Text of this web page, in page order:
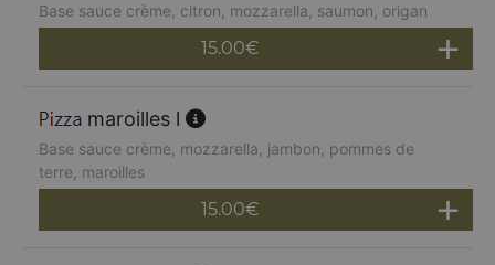
Base sauce crème, citron, mozzarella, saumon, origan
15.00€
maroilles l
Base sauce crème, mozzarella, jambon, pommes de
terre, maroilles
15.00€